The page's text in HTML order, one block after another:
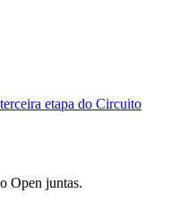
etapa do Circuito
Open juntas.